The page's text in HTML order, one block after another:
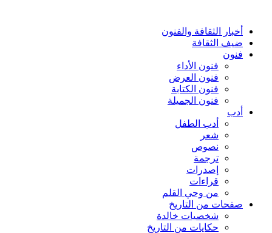
أخبار الثقافة والفنون
ضيف الثقافة
فنون
فنون الأداء
فنون العرض
فنون الكتابة
فنون الجميلة
أدب
أدب الطفل
شعر
نصوص
ترجمة
إصدرات
قراءات
من وحي القلم
صفحات من التاريخ
شخصيات خالدة
حكايات من التاريخ